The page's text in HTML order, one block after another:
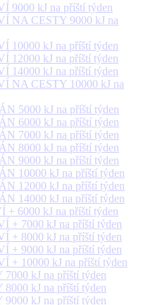
9000 kJ na příští týden
NA CESTY 9000 kJ na
10000 kJ na příští týden
12000 kJ na příští týden
14000 kJ na příští týden
NA CESTY 10000 kJ na
5000 kJ na příští týden
6000 kJ na příští týden
7000 kJ na příští týden
8000 kJ na příští týden
9000 kJ na příští týden
10000 kJ na příští týden
12000 kJ na příští týden
14000 kJ na příští týden
+ 6000 kJ na příští týden
+ 7000 kJ na příští týden
+ 8000 kJ na příští týden
+ 9000 kJ na příští týden
+ 10000 kJ na příští týden
kJ na příští týden
kJ na příští týden
kJ na příští týden